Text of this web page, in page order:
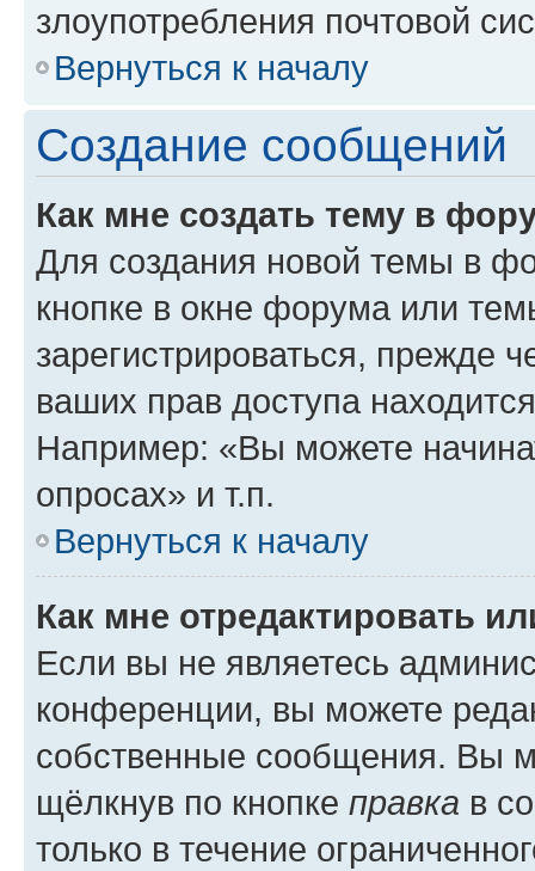
злоупотребления почтовой
Вернуться к началу
Создание сообщений
Как мне создать тему в
Для создания новой темы в
кнопке в окне форума или
зарегистрироваться, прежде
ваших прав доступа
Например: «Вы можете
опросах» и т.п.
Вернуться к началу
Как мне отредактировать
Если вы не являетесь
конференции, вы можете
собственные сообщения. Вы
щёлкнув по кнопке правка в
только в течение